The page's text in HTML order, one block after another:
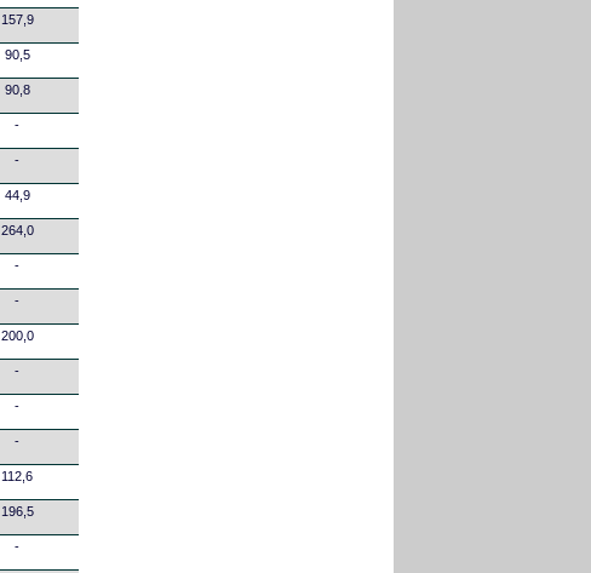
157,9
90,5
90,8
-
-
44,9
264,0
-
-
200,0
-
-
-
112,6
196,5
-